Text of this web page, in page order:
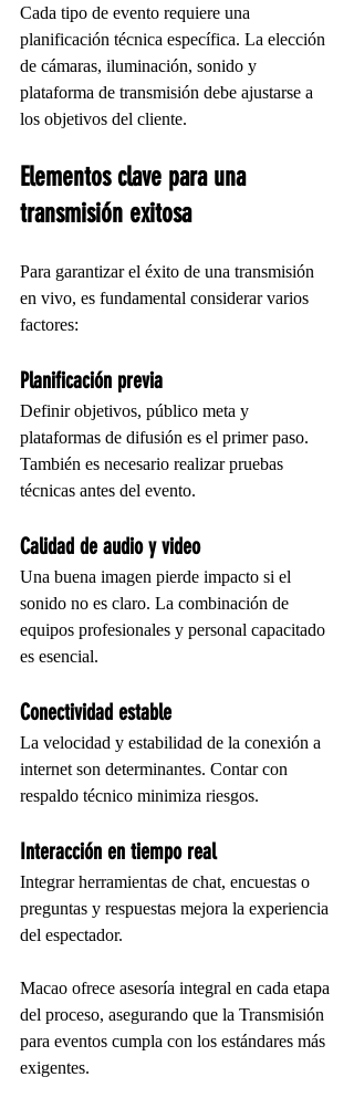
Cada tipo de evento requiere una
planificación técnica específica. La elección
de cámaras, iluminación, sonido y
plataforma de transmisión debe ajustarse a
los objetivos del cliente.
Elementos clave para una
transmisión exitosa
Para garantizar el éxito de una transmisión
en vivo, es fundamental considerar varios
factores:
Planificación previa
Definir objetivos, público meta y
plataformas de difusión es el primer paso.
También es necesario realizar pruebas
técnicas antes del evento.
Calidad de audio y video
Una buena imagen pierde impacto si el
sonido no es claro. La combinación de
equipos profesionales y personal capacitado
es esencial.
Conectividad estable
La velocidad y estabilidad de la conexión a
internet son determinantes. Contar con
respaldo técnico minimiza riesgos.
Interacción en tiempo real
Integrar herramientas de chat, encuestas o
preguntas y respuestas mejora la experiencia
del espectador.
Macao ofrece asesoría integral en cada etapa
del proceso, asegurando que la Transmisión
para eventos cumpla con los estándares más
exigentes.